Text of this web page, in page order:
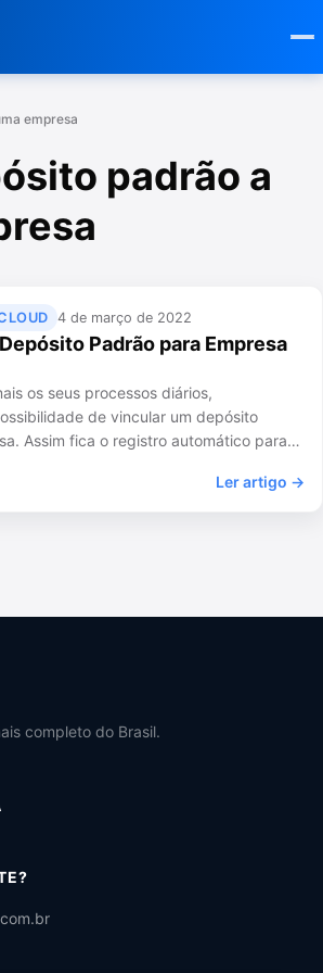
empresa
padrão a
4 de março de 2022
Padrão para Empresa
os seus processos diários,
de vincular um depósito
Assim fica o registro automático para…
Ler artigo →
completo do Brasil.